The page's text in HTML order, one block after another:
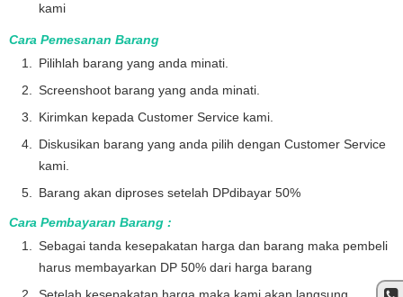
kami
Cara Pemesanan Barang
Pilihlah barang yang anda minati.
Screenshoot barang yang anda minati.
Kirimkan kepada Customer Service kami.
Diskusikan barang yang anda pilih dengan Customer Service
kami.
Barang akan diproses setelah DPdibayar 50%
Cara Pembayaran Barang :
Sebagai tanda kesepakatan harga dan barang maka pembeli
harus membayarkan DP 50% dari harga barang